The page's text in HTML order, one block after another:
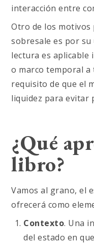
interacción entre
Otro de los motivos
sobresale es por su
lectura es aplicable
o marco temporal a
requisito de que el
liquidez para evitar
¿Qué
libro?
Vamos al grano, el
ofrecerá como
Contexto. Una
del estado en